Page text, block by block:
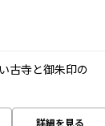
古寺と御朱印の
詳細を見る